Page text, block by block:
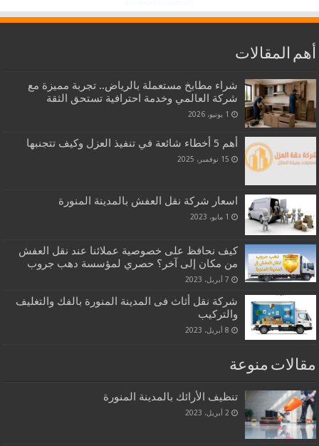
أهم المقالات
شراء مطابخ مستعملة بالرياض.. تجربة مميزة مع
شركة العالمي وخدمة احترافية تستحق الثقة
1 يونيو، 2026
أهم 5 أخطاء شائعة في تنفيذ العزل وكيف تتجنبها
15 نوفمبر، 2025
اسعار شركة نقل العفش بالمدينة المنورة
1 مايو، 2023
كيف نحافظ على خصوصية عملائنا عند نقل العفش
من مكان إلى آخر؟ حصري لمؤسسة دهب جروب
7 أبريل، 2023
شركة نقل أثاث فى المدينة المنورة بالفك والتغليف
والتركيب
8 أبريل، 2023
مقالات منوعة
تنظيف الأرائك بالمدينة المنورة
2 أبريل، 2023